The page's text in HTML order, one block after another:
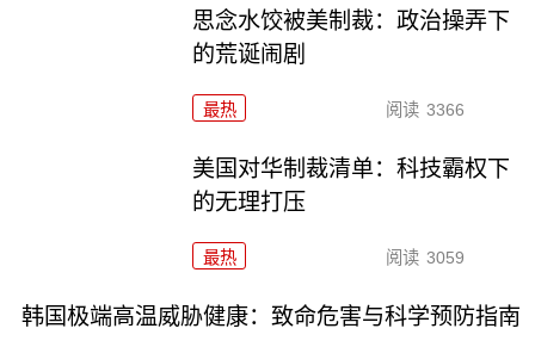
思念水饺被美制裁：政治操弄下
的荒诞闹剧
最热 阅读 3366
美国对华制裁清单：科技霸权下
的无理打压
最热 阅读 3059
韩国极端高温威胁健康：致命危害与科学预防指南